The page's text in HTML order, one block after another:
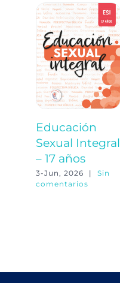
Educación
Sexual Integral
– 17 años
3-Jun, 2026 |
Sin
comentarios